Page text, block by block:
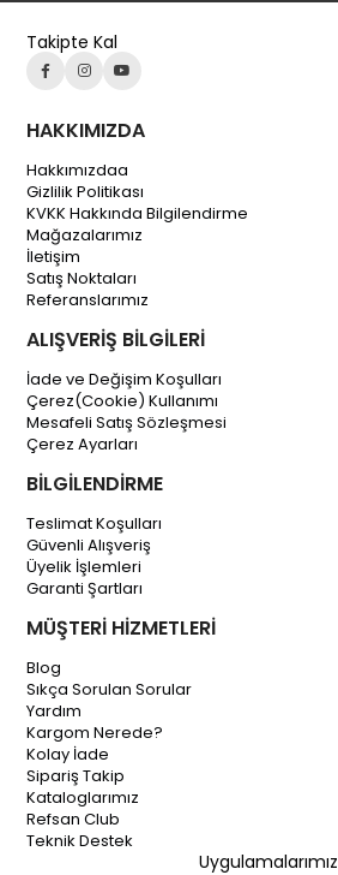
Takipte Kal
HAKKIMIZDA
Hakkımızdaa
Gizlilik Politikası
KVKK Hakkında Bilgilendirme
Mağazalarımız
İletişim
Satış Noktaları
Referanslarımız
ALIŞVERİŞ BİLGİLERİ
İade ve Değişim Koşulları
Çerez(Cookie) Kullanımı
Mesafeli Satış Sözleşmesi
Çerez Ayarları
BİLGİLENDİRME
Teslimat Koşulları
Güvenli Alışveriş
Üyelik İşlemleri
Garanti Şartları
MÜŞTERİ HİZMETLERİ
Blog
Sıkça Sorulan Sorular
Yardım
Kargom Nerede?
Kolay İade
Sipariş Takip
Kataloglarımız
Refsan Club
Teknik Destek
Uygulamalarımız